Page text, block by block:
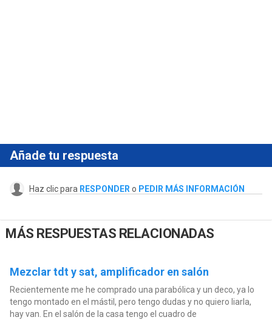
Añade tu respuesta
Haz clic para RESPONDER o PEDIR MÁS INFORMACIÓN
MÁS RESPUESTAS RELACIONADAS
Mezclar tdt y sat, amplificador en salón
Recientemente me he comprado una parabólica y un deco, ya lo
tengo montado en el mástil, pero tengo dudas y no quiero liarla,
hay van. En el salón de la casa tengo el cuadro de